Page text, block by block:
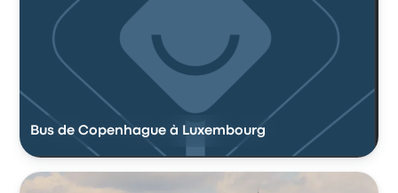
Bus de Copenhague à Luxembourg